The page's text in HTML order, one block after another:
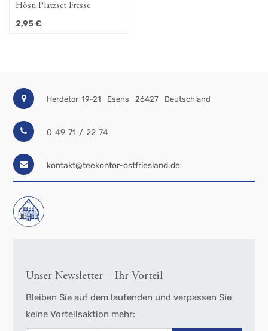
Hösti Platzset Fresse
2,95€
Herdetor 19-21 Esens 26427 Deutschland
0 49 71 / 22 74
kontakt@teekontor-ostfriesland.de
Unser Newsletter – Ihr Vorteil
Bleiben Sie auf dem laufenden und verpassen Sie
keine Vorteilsaktion mehr: